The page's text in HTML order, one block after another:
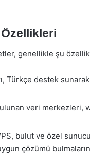
genellikle şu
destek sunarak
veri merkezleri,
bulut ve özel
çözümü